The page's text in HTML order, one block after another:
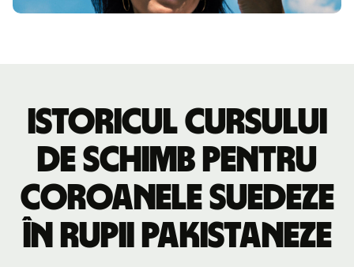
Istoricul cursului
de schimb pentru
coroanele suedeze
în rupii pakistaneze